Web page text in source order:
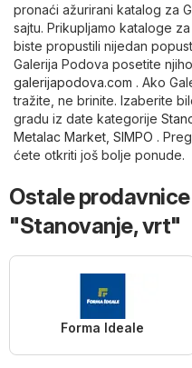
pronaći ažurirani katalog za
sajtu. Prikupljamo kataloge
biste propustili nijedan
Galerija Podova posetite
galerijapodova.com . Ako
tražite, ne brinite. Izaberite
gradu iz date kategorije
Metalac Market SIMPO .
ćete otkriti još bolje ponude.
Ostale
"Stanovanje, vrt"
Forma Ideale